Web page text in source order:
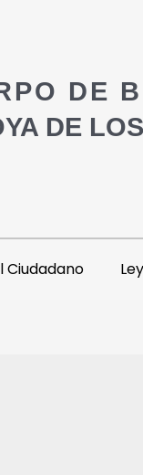
DE
DE
Ciudadano